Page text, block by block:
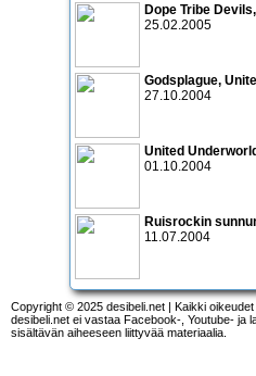
Dope Tribe
25.02.2005
Godsplague,
27.10.2004
United
01.10.2004
Ruisrockin
11.07.2004
Copyright © 2025 desibeli.net | Kaikki oikeudet
desibeli.net ei vastaa Facebook-, Youtube- ja
sisältävän aiheeseen liittyvää materiaalia.